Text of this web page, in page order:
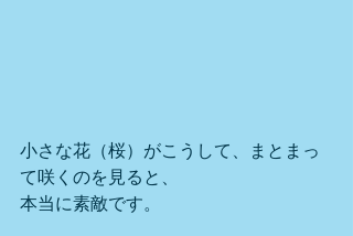
小さな花（桜）がこうして、まとまっ
て咲くのを見ると、
本当に素敵です。